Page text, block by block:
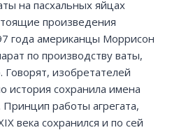
на пасхальных яйцах
произведения
года американцы Моррисон
по производству ваты,
Говорят, изобретателей
история сохранила имена
работы агрегата,
века сохранился и по сей